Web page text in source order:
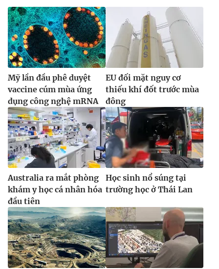
Mỹ lần đầu phê duyệt
vaccine cúm mùa ứng
dụng công nghệ mRNA
EU đối mặt nguy cơ
thiếu khí đốt trước mùa
đông
Australia ra mắt phòng
khám y học cá nhân hóa
đầu tiên
Học sinh nổ súng tại
trường học ở Thái Lan